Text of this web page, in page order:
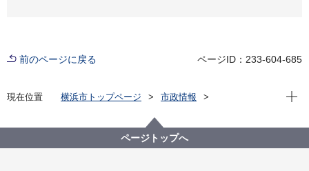
前のページに戻る ページID：233-604-685
現在位置 横浜市トップページ
市政情報
【記者発表】ヨコハマ市民まち普請事業 １次コンテス
トで６提案を選考！～２次コンテストへ向け発進～
現在
ページトップへ